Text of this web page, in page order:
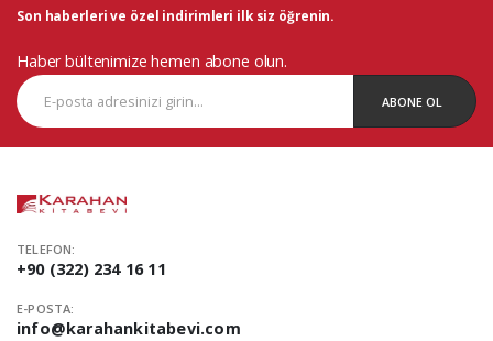
Son haberleri ve özel indirimleri ilk siz öğrenin.
Haber bültenimize hemen abone olun.
ABONE OL
TELEFON:
+90 (322) 234 16 11
E-POSTA:
info@karahankitabevi.com